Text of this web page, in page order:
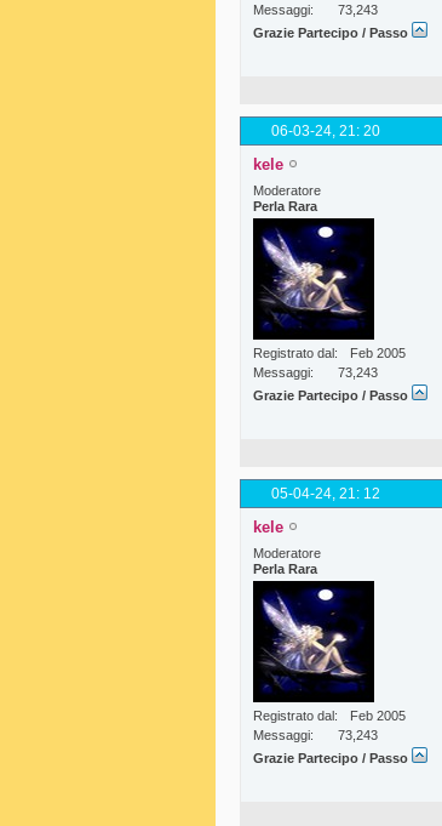
Messaggi
73,243
Grazie Partecipo / Passo
06-03-24, 21: 20
kele
Moderatore
Perla Rara
Registrato dal
Feb 2005
Messaggi
73,243
Grazie Partecipo / Passo
05-04-24, 21: 12
kele
Moderatore
Perla Rara
Registrato dal
Feb 2005
Messaggi
73,243
Grazie Partecipo / Passo